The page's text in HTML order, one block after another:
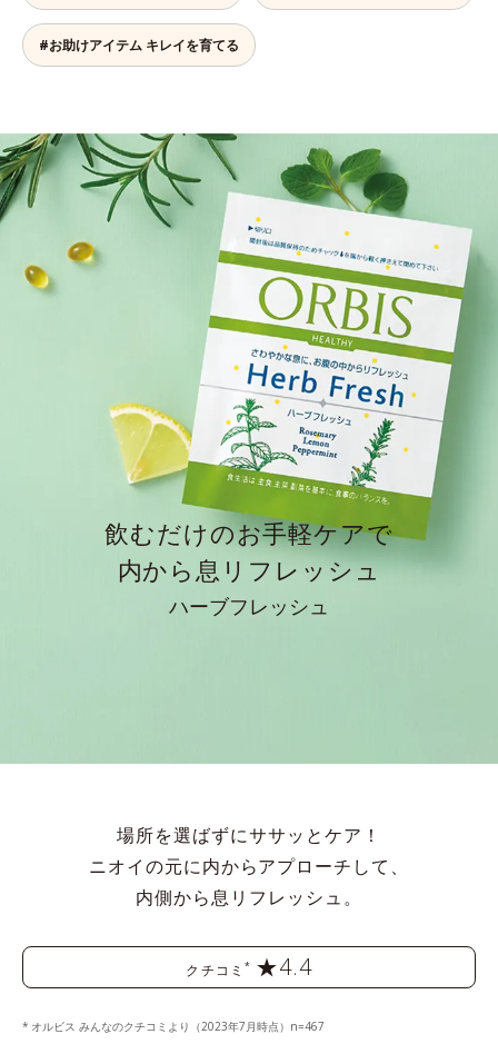
#お助けアイテム キレイを育てる
飲むだけのお手軽ケアで
内から息リフレッシュ
ハーブフレッシュ
場所を選ばずにササッとケア！
ニオイの元に内からアプローチして、
内側から息リフレッシュ。
クチコミ* ★4.4
オルビス みんなのクチコミより（2023年7月時点）n=467